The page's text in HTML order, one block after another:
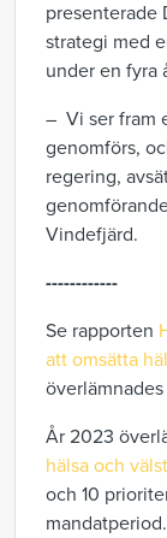
presenterade
strategi med
under en fyra
– Vi ser fram
genomförs,
regering,
Vindefjärd.
------------
Se rapporten
att omsätta
År 2023
hälsa och
och 10